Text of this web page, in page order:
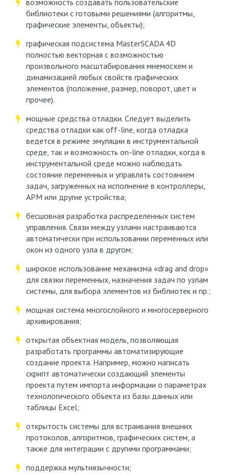
возможность создавать пользовательские
библиотеки с готовыми решениями (алгоритмы,
графические элементы, объекты);
графическая подсистема MasterSCADA 4D
полностью векторная с возможностью
произвольного масштабирования мнемосхем и
динамизацией любых свойств графических
элементов (положение, размер, поворот, цвет и
прочее).
мощные средства отладки. Cледует выделить
средства отладки как off-line, когда отладка
ведется в режиме эмуляции в инструментальной
среде, так и возможность on-line отладки, когда в
инструментальной среде можно наблюдать
состояние переменных и управлять состоянием
задач, загруженных на исполнение в контроллеры,
АРМ или другие устройства;
бесшовная разработка распределенных систем
управления. Связи между узлами настраиваются
автоматически при использовании переменных или
окон из одного узла в другом;
широкое использование механизма «drag and drop»
для связки переменных, назначения задач по узлам
системы, для выбора элементов из библиотек и пр.;
мощная система многослойного и многосерверного
архивирования;
открытая объектная модель, позволяющая
разработать программы автоматизирующие
создание проекта. Например, можно написать
скрипт автоматически создающий элементы
проекта путем импорта информации о параметрах
технологического объекта из базы данных или
таблицы Excel;
открытость системы для встраивания внешних
протоколов, алгоритмов, графических систем, а
также для интеграции с другими программами;
поддержка мультиязычности;